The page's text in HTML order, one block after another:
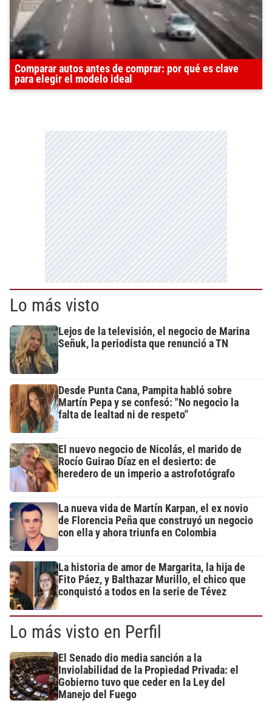
Comparar autos antes de comprar: por qué es clave
para elegir el modelo ideal
Lo más visto
Lejos de la televisión, el negocio de Marina
Señuk, la periodista que renunció a TN
Desde Punta Cana, Pampita habló sobre
Martín Pepa y se confesó: "No negocio la
falta de lealtad ni de respeto"
El nuevo negocio de Nicolás, el marido de
Rocío Guirao Díaz en el desierto: de
heredero de un imperio a astrofotógrafo
La nueva vida de Martín Karpan, el ex novio
de Florencia Peña que construyó un negocio
con ella y ahora triunfa en Colombia
La historia de amor de Margarita, la hija de
Fito Páez, y Balthazar Murillo, el chico que
conquistó a todos en la serie de Tévez
Lo más visto en Perfil
El Senado dio media sanción a la
Inviolabilidad de la Propiedad Privada: el
Gobierno tuvo que ceder en la Ley del
Manejo del Fuego